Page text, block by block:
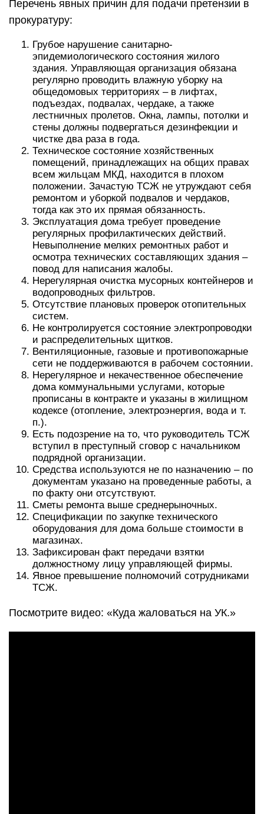
Перечень явных причин для подачи претензии в
прокуратуру:
Грубое нарушение санитарно-
эпидемиологического состояния жилого
здания. Управляющая организация обязана
регулярно проводить влажную уборку на
общедомовых территориях – в лифтах,
подъездах, подвалах, чердаке, а также
лестничных пролетов. Окна, лампы, потолки и
стены должны подвергаться дезинфекции и
чистке два раза в года.
Техническое состояние хозяйственных
помещений, принадлежащих на общих правах
всем жильцам МКД, находится в плохом
положении. Зачастую ТСЖ не утруждают себя
ремонтом и уборкой подвалов и чердаков,
тогда как это их прямая обязанность.
Эксплуатация дома требует проведение
регулярных профилактических действий.
Невыполнение мелких ремонтных работ и
осмотра технических составляющих здания –
повод для написания жалобы.
Нерегулярная очистка мусорных контейнеров и
водопроводных фильтров.
Отсутствие плановых проверок отопительных
систем.
Не контролируется состояние электропроводки
и распределительных щитков.
Вентиляционные, газовые и противопожарные
сети не поддерживаются в рабочем состоянии.
Нерегулярное и некачественное обеспечение
дома коммунальными услугами, которые
прописаны в контракте и указаны в жилищном
кодексе (отопление, электроэнергия, вода и т.
п.).
Есть подозрение на то, что руководитель ТСЖ
вступил в преступный сговор с начальником
подрядной организации.
Средства используются не по назначению – по
документам указано на проведенные работы, а
по факту они отсутствуют.
Сметы ремонта выше среднерыночных.
Спецификации по закупке технического
оборудования для дома больше стоимости в
магазинах.
Зафиксирован факт передачи взятки
должностному лицу управляющей фирмы.
Явное превышение полномочий сотрудниками
ТСЖ.
Посмотрите видео: «Куда жаловаться на УК.»